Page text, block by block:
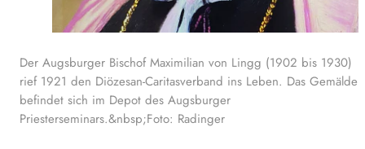
Der Augsburger Bischof Maximilian von Lingg (1902 bis 1930)
rief 1921 den Diözesan-Caritasverband ins Leben. Das Gemälde
befindet sich im Depot des Augsburger
Priesterseminars.&nbsp;Foto: Radinger